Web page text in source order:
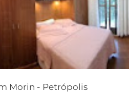
Apartamento Triplex em Morin - Petrópolis